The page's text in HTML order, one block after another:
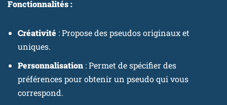
Fonctionnalités :
Créativité : Propose des pseudos originaux et
uniques.
Personnalisation : Permet de spécifier des
préférences pour obtenir un pseudo qui vous
correspond.